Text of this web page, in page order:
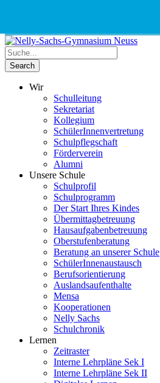
Wir
Schulleitung
Sekretariat
Kollegium
SchülerInnenvertretung
Schulpflegschaft
Förderverein
Alumni
Unsere Schule
Schulprofil
Schulprogramm
Der Start Ihres Kindes
Übermittagbetreuung
Hausaufgabenbetreuung
Oberstufenberatung
Beratung an unserer Schule
SchülerInnenaustausch
Berufsorientierung
Auslandsaufenthalte
Mensa
Kooperationen
Nelly Sachs
Schulchronik
Lernen
Zeitraster
Interne Lehrpläne Sek I
Interne Lehrpläne Sek II
Number
for
calling
Address
Maps